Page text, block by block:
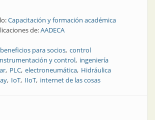
Capacitación y formación académica
de:AADECA
beneficios para socios control
y control ingeniería
PLC electroneumática Hidráulica
IoT IIoT internet de las cosas
Mayo en AADECA